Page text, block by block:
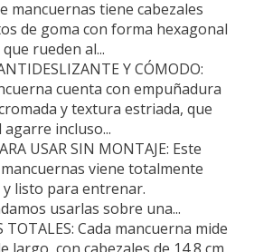
mancuernas tiene cabezales
de goma con forma hexagonal
rueden al...
Y CÓMODO:
cuenta con empuñadura
y textura estriada, que
incluso...
USAR SIN MONTAJE: Este
viene totalmente
listo para entrenar.
usarlas sobre una...
TOTALES: Cada mancuerna mide